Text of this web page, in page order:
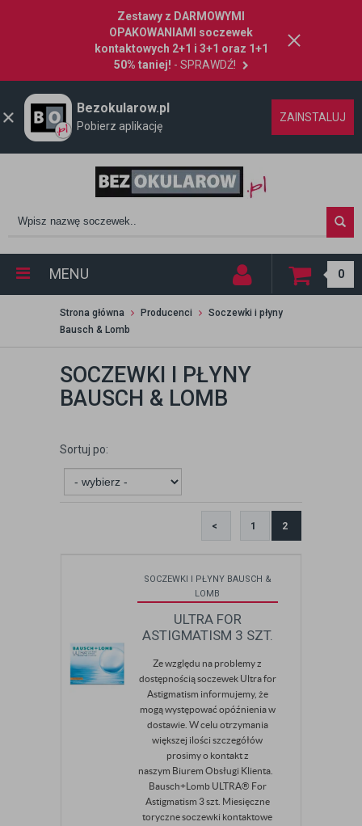
Zestawy z DARMOWYMI
OPAKOWANIAMI soczewek
kontaktowych 2+1 i 3+1 oraz 1+1
50% taniej! - SPRAWDŹ!
Bezokularow.pl
Pobierz aplikację
ZAINSTALUJ
MENU 0
Strona główna Producenci
Soczewki i płyny
Bausch & Lomb
SOCZEWKI I PŁYNY
BAUSCH & LOMB
Sortuj po:
< 1 2
SOCZEWKI I PŁYNY BAUSCH &
LOMB
ULTRA FOR
ASTIGMATISM 3 SZT.
Ze względu na problemy z
dostępnością soczewek Ultra for
Astigmatism informujemy, że
mogą występować opóźnienia w
dostawie. W celu otrzymania
większej ilości szczegółów
prosimy o kontakt z
naszym Biurem Obsługi Klienta.
Bausch+Lomb ULTRA® For
Astigmatism 3 szt. Miesięczne
toryczne soczewki kontaktowe